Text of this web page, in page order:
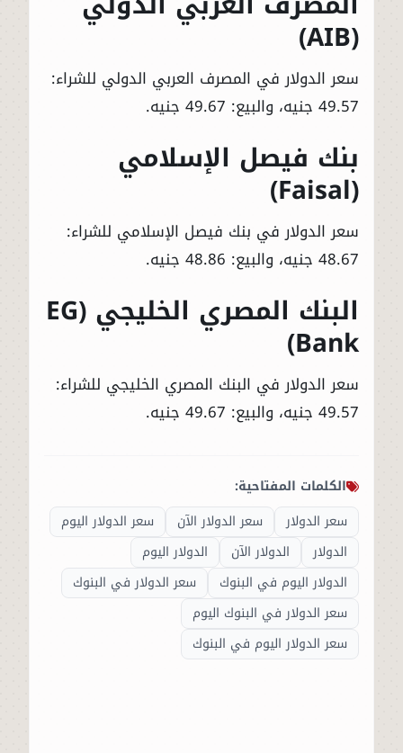
(AIB)
سعر الدولار في المصرف العربي الدولي للشراء:
49.57 جنيه، والبيع: 49.67 جنيه.
بنك فيصل الإسلامي
(Faisal)
سعر الدولار في بنك فيصل الإسلامي للشراء:
48.67 جنيه، والبيع: 48.86 جنيه.
البنك المصري الخليجي (EG
Bank)
سعر الدولار في البنك المصري الخليجي للشراء:
49.57 جنيه، والبيع: 49.67 جنيه.
الكلمات المفتاحية:
سعر الدولار
سعر الدولار الآن
سعر الدولار اليوم
الدولار
الدولار الآن
الدولار اليوم
الدولار اليوم في البنوك
سعر الدولار في البنوك
سعر الدولار في البنوك اليوم
سعر الدولار اليوم في البنوك